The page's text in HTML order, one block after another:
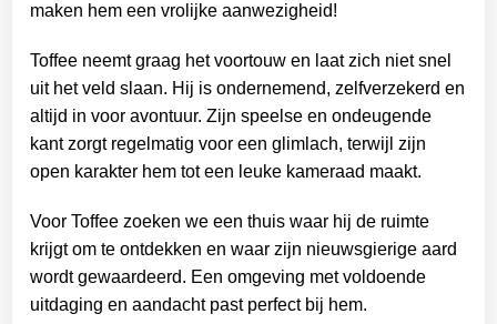
maken hem een vrolijke aanwezigheid!
Toffee neemt graag het voortouw en laat zich niet snel
uit het veld slaan. Hij is ondernemend, zelfverzekerd en
altijd in voor avontuur. Zijn speelse en ondeugende
kant zorgt regelmatig voor een glimlach, terwijl zijn
open karakter hem tot een leuke kameraad maakt.
Voor Toffee zoeken we een thuis waar hij de ruimte
krijgt om te ontdekken en waar zijn nieuwsgierige aard
wordt gewaardeerd. Een omgeving met voldoende
uitdaging en aandacht past perfect bij hem.